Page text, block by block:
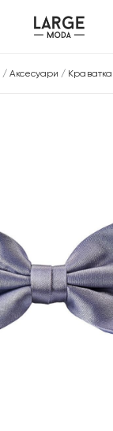
/ Аксесуари / Краватка